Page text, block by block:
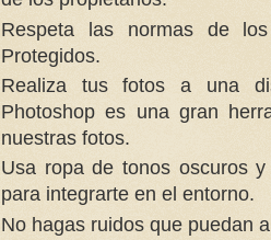
Respeta las normas de
Protegidos.
Realiza tus fotos a una
Photoshop es una gran
nuestras fotos.
Usa ropa de tonos oscuros
para integrarte en el entorno.
No hagas ruidos que puedan